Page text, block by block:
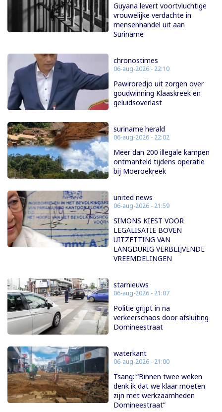
Guyana levert voortvluchtige
vrouwelijke verdachte in
mensenhandel uit aan
Suriname
chronostimes
06-aug-2026 - 22:10
Pawiroredjo uit zorgen over
goudwinning Klaaskreek en
geluidsoverlast
suriname herald
06-aug-2026 - 22:02
Meer dan 200 illegale kampen
ontmanteld tijdens operatie
bij Moeroekreek
united news
06-aug-2026 - 21:59
SIMONS KIEST VOOR
LEGALISATIE BOVEN
UITZETTING VAN
LANGDURIG VERBLIJVENDE
VREEMDELINGEN
starnieuws
06-aug-2026 - 21:07
Politie grijpt in na
verkeerschaos door afsluiting
Domineestraat
waterkant
06-aug-2026 - 21:00
Tsang: “Binnen twee weken
denk ik dat we klaar moeten
zijn met werkzaamheden
Domineestraat”